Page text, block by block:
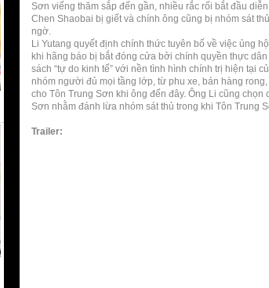
Sơn viếng thăm sắp đến gần, nhiều rắc rối bắt đầu
Chen Shaobai bị giết và chính ông cũng bị nhóm sát
ngờ.
Li Yutang quyết định chính thức tuyên bố về việc ủng
khi hãng báo bị bắt đóng cửa bởi chính quyền thực
sách “tự do kinh tế” với nền tình hình chính trị hiện tại
nhóm người đủ mọi tầng lớp, từ phu xe, bán hàng
cho Tôn Trung Sơn khi ông đến đây. Ông Li cũng
Sơn nhằm đánh lừa nhóm sát thủ trong khi Tôn Trung
Trailer: